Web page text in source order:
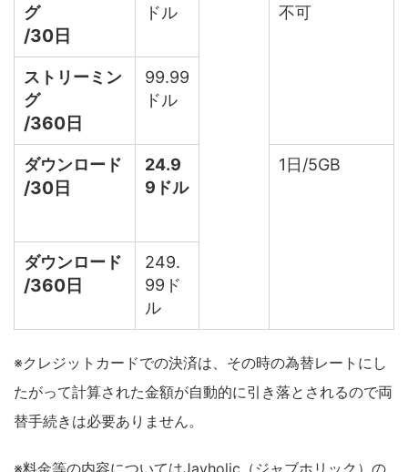
グ
/30日
ドル
不可
ストリーミン
グ
/360日
99.99
ドル
ダウンロード
/30日
24.9
9ドル
1日/5GB
ダウンロード
/360日
249.
99ド
ル
※クレジットカードでの決済は、その時の為替レートにし
たがって計算された金額が自動的に引き落とされるので両
替手続きは必要ありません。
※料金等の内容についてはJavholic（ジャブホリック）の